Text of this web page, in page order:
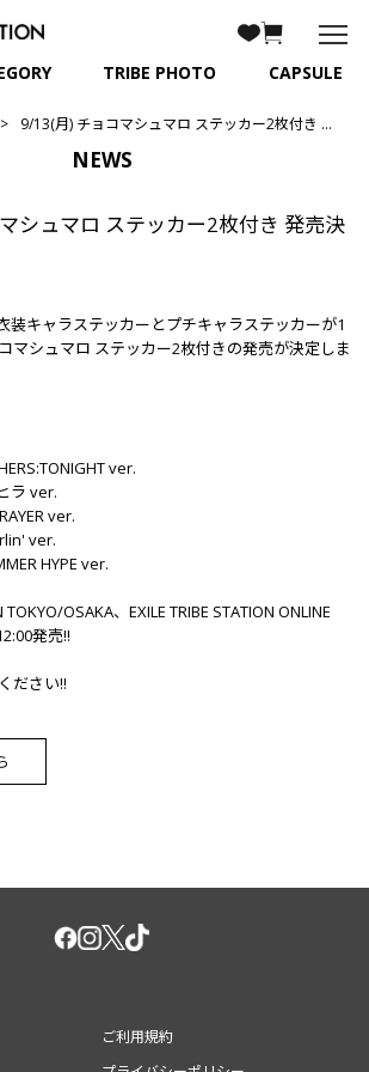
TRIBE PHOTO CAPSULE
9/13(月) チョコマシュマロ ステッカー2枚付き 発売決定!!
NEWS
シュマロ ステッカー2枚付き 発売決
装キャラステッカーとプチキャラステッカーが1
マシュマロ ステッカー2枚付きの発売が決定しま
ver.
ラ ver.
ver.
ver.
HYPE ver.
TOKYO/OSAKA、EXILE TRIBE STATION ONLINE
発売!!
ださい!!
ご利用規約